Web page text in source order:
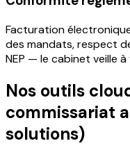
Facturation
des mandats, respect
NEP — le cabinet veille
Nos outils
commissariat
solutions)